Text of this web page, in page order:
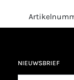
NIEUWSBRIEF